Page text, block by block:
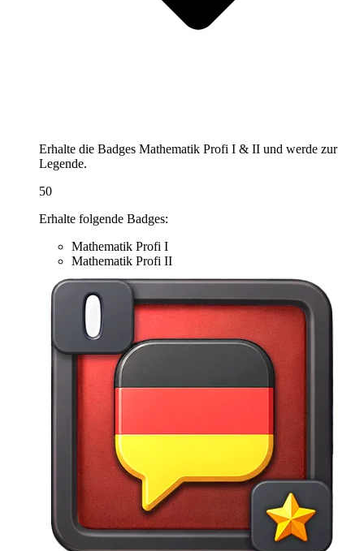
Erhalte die Badges Mathematik Profi I & II und werde zur
Legende.
50
Erhalte folgende Badges:
Mathematik Profi I
Mathematik Profi II